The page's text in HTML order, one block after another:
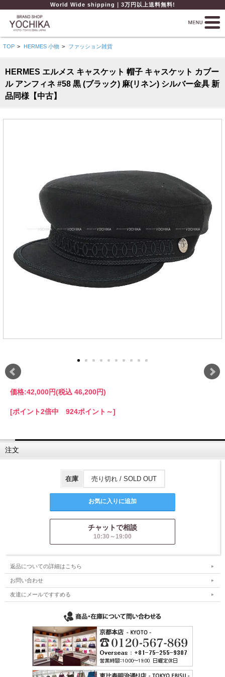
World Wide shipping｜3万円以上送料無料!
TOP > HERMES 小物 > ファッション雑貨
HERMES エルメス キャスケット 帽子 キャスケット カブー
ル アンフィネ #58 黒 (ブラック) 麻(リネン) シルバー金具 新
品同様【中古】
価格:42,000円(税込 46,200円)
[ポイント2倍中 924ポイント～]
注文
在庫 売り切れ / SOLD OUT
チャットで相談
10:30～19:00
返品についての詳細はこちら
お問い合わせ
友達にメールですすめる